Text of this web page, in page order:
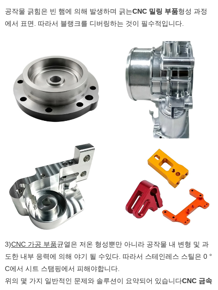
공작물 긁힘은 빈 햄에 의해 발생하며 긁는CNC 밀링 부품형성 과정
에서 표면. 따라서 블랭크를 디버링하는 것이 필수적입니다.
3)CNC 가공 부품균열은 저온 형성뿐만 아니라 공작물 내 변형 및 과
도한 내부 응력에 의해 야기 될 수있다. 따라서 스테인레스 스틸은 0 °
C에서 시트 스탬핑에서 피해야합니다.
위의 몇 가지 일반적인 문제와 솔루션이 요약되어 있습니다CNC 금속